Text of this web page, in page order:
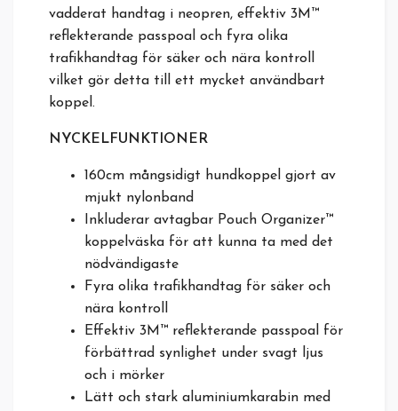
vadderat handtag i neopren, effektiv 3M™
reflekterande passpoal och fyra olika
trafikhandtag för säker och nära kontroll
vilket gör detta till ett mycket användbart
koppel.
NYCKELFUNKTIONER
160cm mångsidigt hundkoppel gjort av
mjukt nylonband
Inkluderar avtagbar Pouch Organizer™
koppelväska för att kunna ta med det
nödvändigaste
Fyra olika trafikhandtag för säker och
nära kontroll
Effektiv 3M™ reflekterande passpoal för
förbättrad synlighet under svagt ljus
och i mörker
Lätt och stark aluminiumkarabin med